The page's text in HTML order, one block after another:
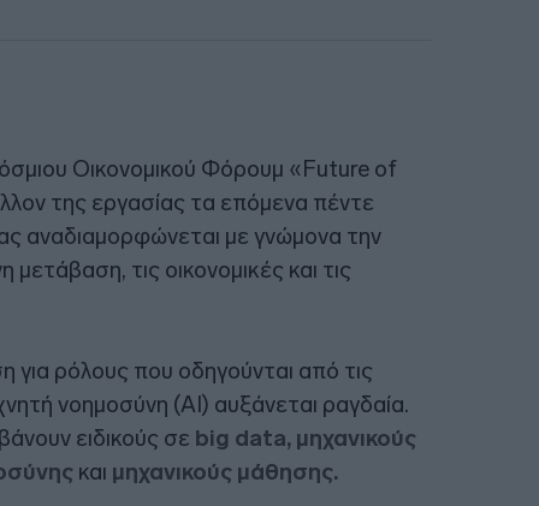
Οικονομικού Φόρουμ «Future of
της εργασίας τα επόμενα πέντε
αναδιαμορφώνεται με γνώμονα την
τις οικονομικές και τις
για ρόλους που οδηγούνται από τις
νοημοσύνη (AI) αυξάνεται ραγδαία.
ειδικούς σε big data, μηχανικούς
και μηχανικούς μάθησης.